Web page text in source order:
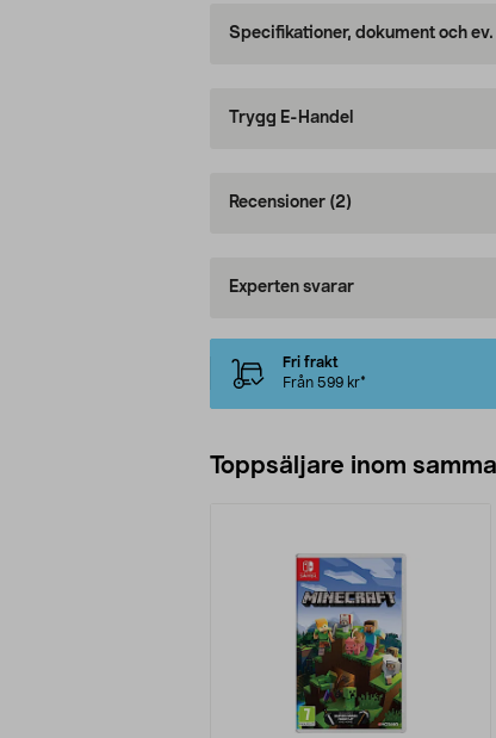
Specifikationer, dokument och
Trygg E-Handel
Recensioner (2)
Experten svarar
Fri frakt
Från 599 kr*
Toppsäljare inom